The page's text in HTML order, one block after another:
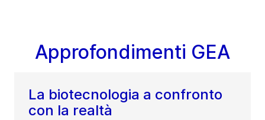
Approfondimenti GEA
La biotecnologia a confronto
con la realtà